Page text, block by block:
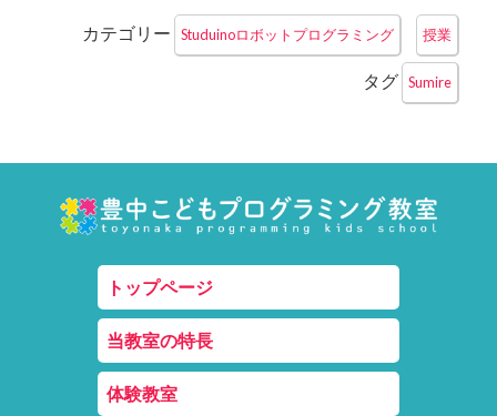
カテゴリー Studuinoロボットプログラミング 授業
タグ Sumire
トップページ
当教室の特長
体験教室